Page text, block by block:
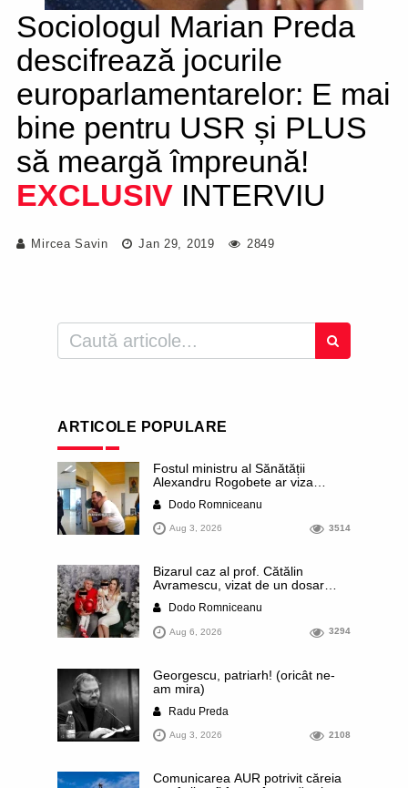
Sociologul Marian Preda
descifrează jocurile
europarlamentarelor: E mai
bine pentru USR și PLUS
să meargă împreună!
EXCLUSIV INTERVIU
Mircea Savin Jan 29, 2019 2849
ARTICOLE POPULARE
Fostul ministru al Sănătății
Alexandru Rogobete ar viza
al orașului Timișoara. Pesedistul
publică imagini demne de Coreea
de Nord cu femei din Timișoara
Dodo Romniceanu
Aug 3, 2026 3514
Bizarul caz al prof. Cătălin
Avramescu, vizat de un dosar
DIICOT pentru „pornografie
infantilă”. Miroase a execuție
stalinistă. Cea mai imundă parte a
presei publică inclusiv documente
dezvăluite date ultra-personale
ale profesorului, inclusiv
diagnostice și tratamente
Dodo Romniceanu
Aug 6, 2026 3294
Georgescu, patriarh! (oricât ne-
am mira)
Radu Preda
Aug 3, 2026 2108
Comunicarea AUR potrivit căreia